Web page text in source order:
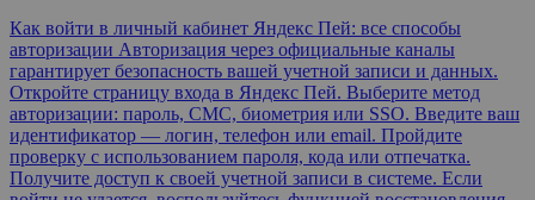
Как войти в личный кабинет Яндекс Пей: все способы
авторизации Авторизация через официальные каналы
гарантирует безопасность вашей учетной записи и данных.
Откройте страницу входа в Яндекс Пей. Выберите метод
авторизации: пароль, СМС, биометрия или SSO. Введите ваш
идентификатор — логин, телефон или email. Пройдите
проверку с использованием пароля, кода или отпечатка.
Получите доступ к своей учетной записи в системе. Если